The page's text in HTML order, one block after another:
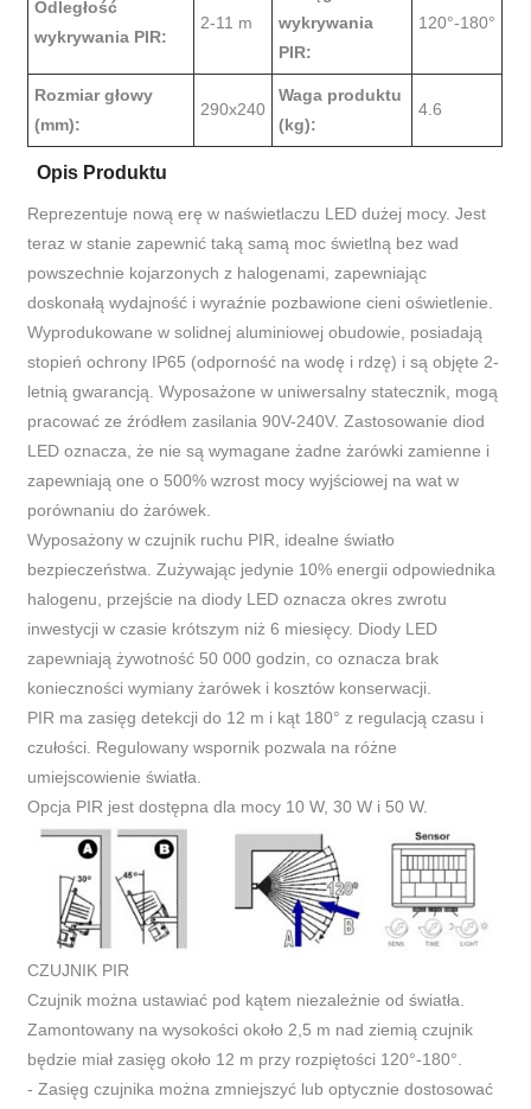
Odległość
wykrywania PIR:
2-11 m
wykrywania
PIR:
120°-180°
Rozmiar głowy
(mm):
290x240
Waga produktu
(kg):
4.6
Opis Produktu
Reprezentuje nową erę w naświetlaczu LED dużej mocy. Jest
teraz w stanie zapewnić taką samą moc świetlną bez wad
powszechnie kojarzonych z halogenami, zapewniając
doskonałą wydajność i wyraźnie pozbawione cieni oświetlenie.
Wyprodukowane w solidnej aluminiowej obudowie, posiadają
stopień ochrony IP65 (odporność na wodę i rdzę) i są objęte 2-
letnią gwarancją. Wyposażone w uniwersalny statecznik, mogą
pracować ze źródłem zasilania 90V-240V. Zastosowanie diod
LED oznacza, że ​​nie są wymagane żadne żarówki zamienne i
zapewniają one o 500% wzrost mocy wyjściowej na wat w
porównaniu do żarówek.
Wyposażony w czujnik ruchu PIR, idealne światło
bezpieczeństwa. Zużywając jedynie 10% energii odpowiednika
halogenu, przejście na diody LED oznacza okres zwrotu
inwestycji w czasie krótszym niż 6 miesięcy. Diody LED
zapewniają żywotność 50 000 godzin, co oznacza brak
konieczności wymiany żarówek i kosztów konserwacji.
PIR ma zasięg detekcji do 12 m i kąt 180° z regulacją czasu i
czułości. Regulowany wspornik pozwala na różne
umiejscowienie światła.
Opcja PIR jest dostępna dla mocy 10 W, 30 W i 50 W.
CZUJNIK PIR
Czujnik można ustawiać pod kątem niezależnie od światła.
Zamontowany na wysokości około 2,5 m nad ziemią czujnik
będzie miał zasięg około 12 m przy rozpiętości 120°-180°.
- Zasięg czujnika można zmniejszyć lub optycznie dostosować